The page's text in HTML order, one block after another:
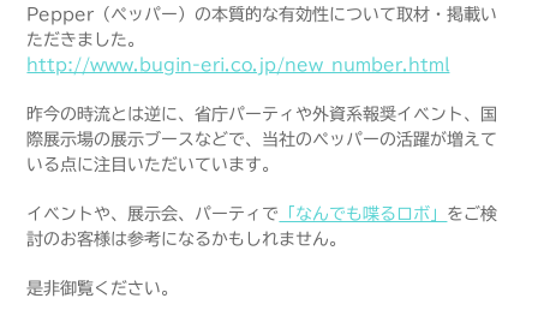
Pepper（ペッパー）の本質的な有効性について取材・掲載い
ただきました。
http://www.bugin-eri.co.jp/new_number.html
昨今の時流とは逆に、省庁パーティや外資系報奨イベント、国
際展示場の展示ブースなどで、当社のペッパーの活躍が増えて
いる点に注目いただいています。
イベントや、展示会、パーティで 「なんでも喋るロボ」 をご検
討のお客様は参考になるかもしれません。
是非御覧ください。